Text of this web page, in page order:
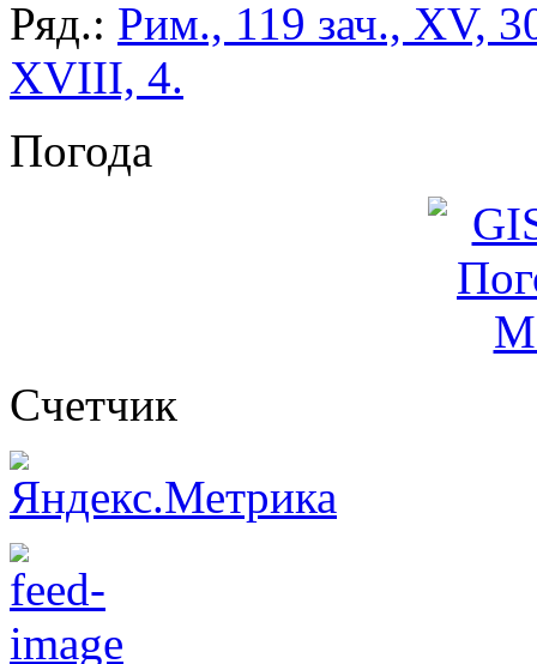
Ряд.: Рим., 119 зач., XV,
XVIII, 4.
Погода
Cчетчик